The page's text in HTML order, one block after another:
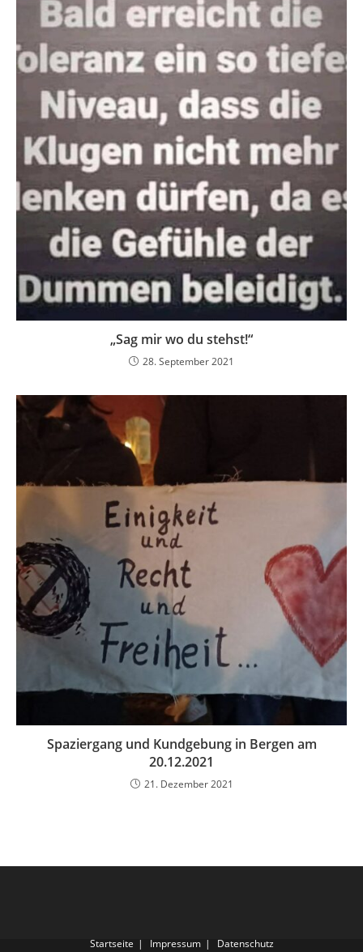
„Sag mir wo du stehst!“
28. September 2021
Spaziergang und Kundgebung in Bergen am
20.12.2021
21. Dezember 2021
Startseite Impressum Datenschutz